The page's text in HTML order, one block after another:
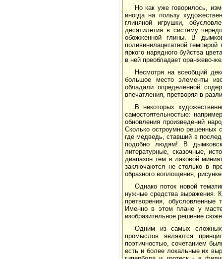
Но как уже говорилось,
иногда на пользу
глиняной игрушки,
десятилетия в систему
обожженной глины. В
поливинилацетатной
яркого нарядного буйства
в ней преобладает оранжево-
Несмотря на всеобщий
большое место элементы
обладали определенной
впечатления, претворяя в
В некоторых
самостоятельностью:
обновления произведений
Сколько остроумно решенных
где медведь, ставший в
подобно людям! В
литературные, сказочные,
диапазон тем в лаковой
заключаются не столько в
образного воплощения,
Однако поток новой
нужные средства выражения.
претворения, обусловленные
Именно в этом плане у
изобразительное решение
Одним из самых сложных,
промыслов являются
поэтичностью, сочетанием
есть и более локальные их